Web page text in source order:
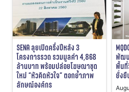
SENA ลุยเปิดครึ่งปีหลัง 3
โครงการรวด รวมมูลค่า 4,868
ล้านบาท พร้อมปล่อยโฆษณาชุด
ใหม่ “หัวคิดหัวใจ” ตอกย้ำภาพ
ลักษณ์องค์กร
พัฒ
พื้นที่
ยั่งยื